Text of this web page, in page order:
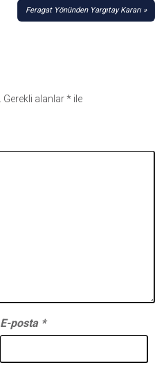
Feragat Yönünden Yargıtay Kararı
Gerekli alanlar* ile
E-posta *